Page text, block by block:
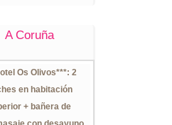
A Coruña